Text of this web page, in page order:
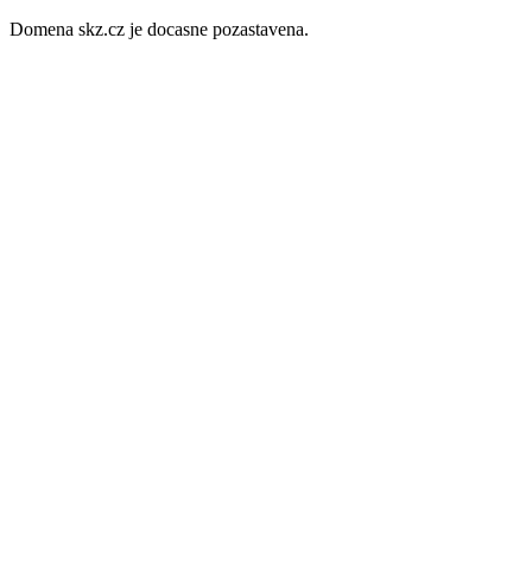
Domena skz.cz je docasne pozastavena.